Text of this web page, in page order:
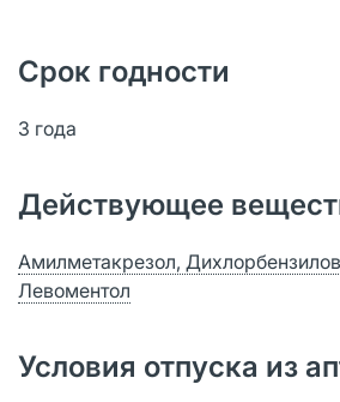
Срок годности
3 года
Действующее
Амилметакрезол,
Левоментол
Условия отпуска из